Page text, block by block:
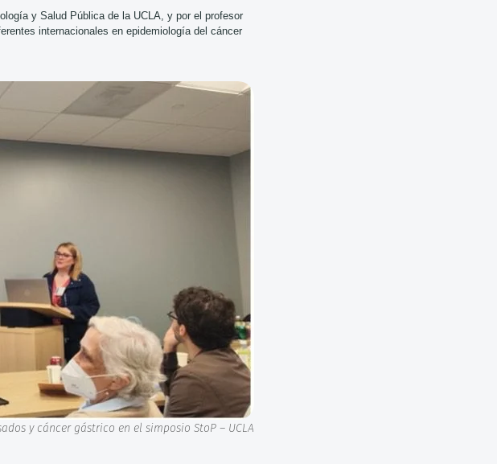
y Salud Pública de la UCLA, y por el profesor
internacionales en epidemiología del cáncer
y cáncer gástrico en el simposio StoP – UCLA